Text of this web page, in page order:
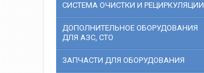
СИСТЕМА ОЧИСТКИ И РЕЦИРКУЛЯЦИИ
ДОПОЛНИТЕЛЬНОЕ ОБОРУДОВАНИЯ
ДЛЯ АЗС, СТО
ЗАПЧАСТИ ДЛЯ ОБОРУДОВАНИЯ